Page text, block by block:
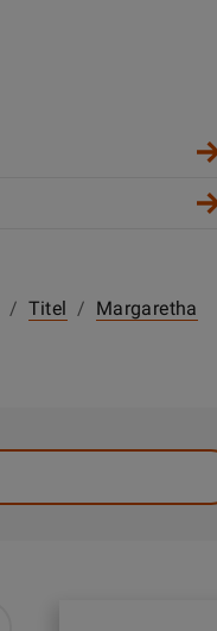
/ Titel / Margaretha